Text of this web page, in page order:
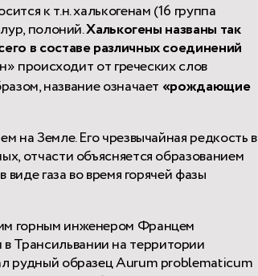
к т.н. халькогенам (16 группа
полоний.Халькогены названы так
в составе различных соединений
происходит от греческих слов
название означает«рождающие
на Земле. Его чрезвычайная редкость в
отчасти объясняется образованием
газа во время горячей фазы
горным инженером Францем
Трансильвании на территории
рудный образец Aurum problematicum